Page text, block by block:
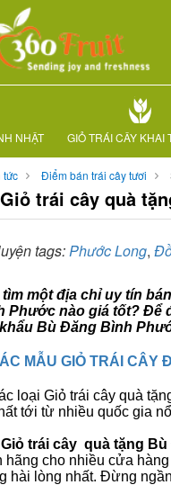
NHẬT GIỎ TRÁI CÂY KHAI
tức Điểm bán trái cây tươi
trái cây quà
tags:Phước Long,
một địa chỉ uy tín
Phước nào giá tốt? Để
Bù Đăng Bình
MẪU GIỎ TRÁI CÂY
loại Giỏ trái cây quà
tới từ nhiều quốc gia
Giỏ trái cây quà tặng
hãng cho nhiều cửa
hài lòng nhất. Đừng